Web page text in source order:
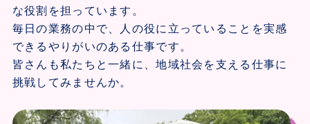
な役割を担っています。
毎日の業務の中で、人の役に立っていることを実感
できるやりがいのある仕事です。
皆さんも私たちと一緒に、地域社会を支える仕事に
挑戦してみませんか。